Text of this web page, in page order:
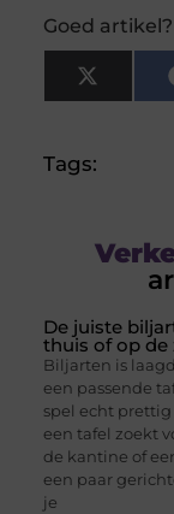
Goed
X
Tags:
De juiste
thuis of op de
Biljarten is
een passende
spel echt
een tafel zoekt
de kantine of
een paar
je